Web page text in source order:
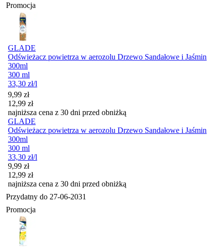
Promocja
GLADE
Odświeżacz powietrza w aerozolu Drzewo Sandałowe i Jaśmin
300ml
300 ml
33,30 zł/l
Cena promocyjna
9,99 zł
12,99 zł
najniższa cena z 30 dni przed obniżką
GLADE
Odświeżacz powietrza w aerozolu Drzewo Sandałowe i Jaśmin
300ml
300 ml
33,30 zł/l
Cena promocyjna
9,99 zł
12,99 zł
najniższa cena z 30 dni przed obniżką
Przydatny do 27-06-2031
Promocja